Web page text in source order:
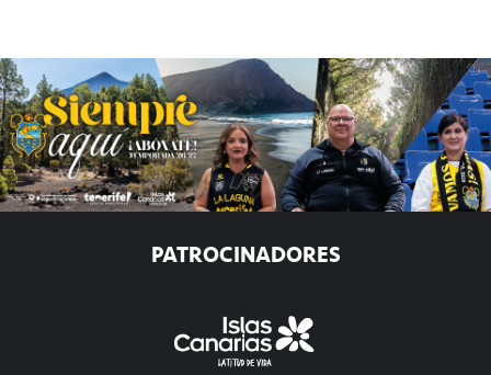
PATROCINADORES